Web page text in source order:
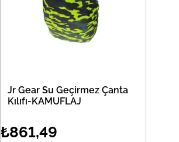
Jr Gear Su Geçirmez Çanta
Kılıfı-KAMUFLAJ
₺861,49